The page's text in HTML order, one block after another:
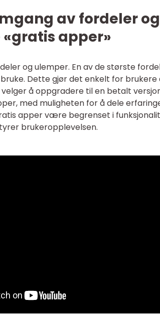
av fordeler
apper»
og ulemper. En av de største
Dette gjør det enkelt for brukere
å oppgradere til en betalt
med muligheten for å dele
apper være begrenset i
brukeropplevelsen.